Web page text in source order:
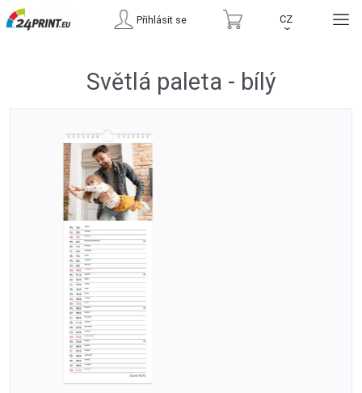
Přihlásit se CZ
›
Světlá paleta - bílý